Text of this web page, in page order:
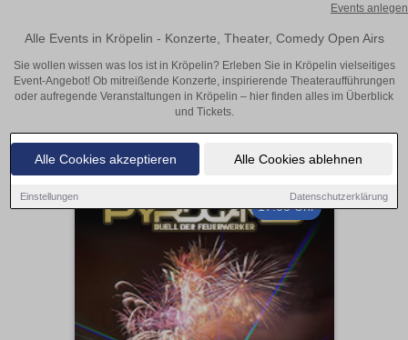
Alle Cookies akzeptieren Alle Cookies ablehnen
Einstellungen Datenschutzerklärung
Events anlegen
Alle Events in Kröpelin - Konzerte, Theater, Comedy Open Airs
Sie wollen wissen was los ist in Kröpelin? Erleben Sie in Kröpelin vielseitiges
Event-Angebot! Ob mitreißende Konzerte, inspirierende Theateraufführungen
oder aufregende Veranstaltungen in Kröpelin – hier finden alles im Überblick
und Tickets.
17:00 Uhr